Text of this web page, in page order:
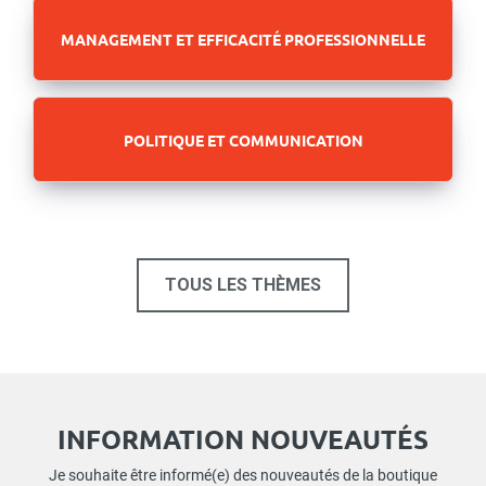
MANAGEMENT ET EFFICACITÉ PROFESSIONNELLE
POLITIQUE ET COMMUNICATION
TOUS LES THÈMES
INFORMATION NOUVEAUTÉS
Je souhaite être informé(e) des nouveautés de la boutique